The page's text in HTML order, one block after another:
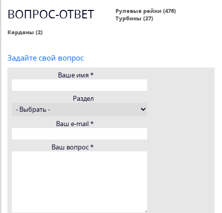
ВОПРОС-ОТВЕТ
Рулевые рейки (476)
Турбины (27)
Карданы (2)
Задайте свой вопрос
Ваше имя *
Раздел
Ваш e-mail*
Ваш вопрос*